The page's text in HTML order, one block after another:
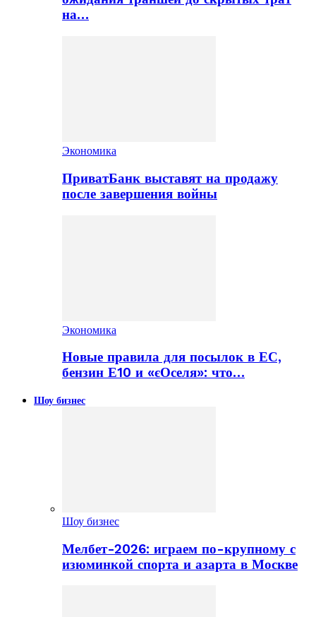
на…
Экономика
ПриватБанк выставят на продажу
после завершения войны
Экономика
Новые правила для посылок в ЕС,
бензин Е10 и «єОселя»: что…
Шоу бизнес
Шоу бизнес
Мелбет-2026: играем по-крупному с
изюминкой спорта и азарта в Москве